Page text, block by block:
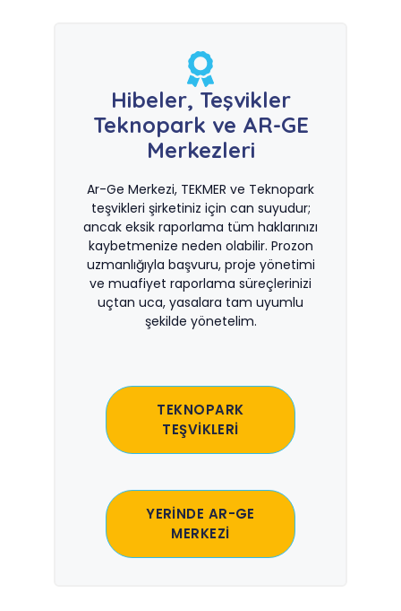
Hibeler, Teşvikler
Teknopark ve AR-GE
Merkezleri
Ar-Ge Merkezi, TEKMER ve Teknopark
teşvikleri şirketiniz için can suyudur;
ancak eksik raporlama tüm haklarınızı
kaybetmenize neden olabilir. Prozon
uzmanlığıyla başvuru, proje yönetimi
ve muafiyet raporlama süreçlerinizi
uçtan uca, yasalara tam uyumlu
şekilde yönetelim.
TEKNOPARK
TEŞVİKLERİ
YERİNDE AR-GE
MERKEZİ